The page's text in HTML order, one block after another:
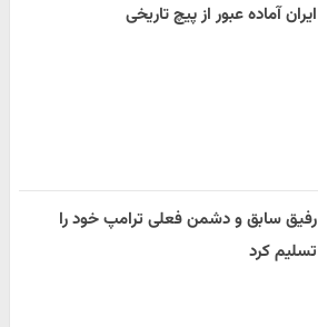
ایران آماده عبور از پیچ تاریخی
رفیق سابق و دشمن فعلی ترامپ خود را
تسلیم کرد